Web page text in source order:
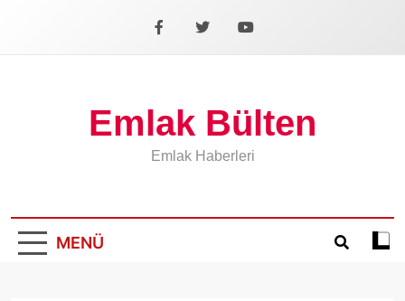
Facebook
X YouTube
Emlak Bülten
Emlak Haberleri
MENÜ
Koyu